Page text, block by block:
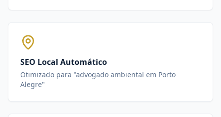
SEO Local Automático
Otimizado para "advogado ambiental em Porto
Alegre"